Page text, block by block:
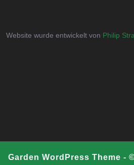
Website wurde entwickelt von Philip
Garden WordPress Theme -